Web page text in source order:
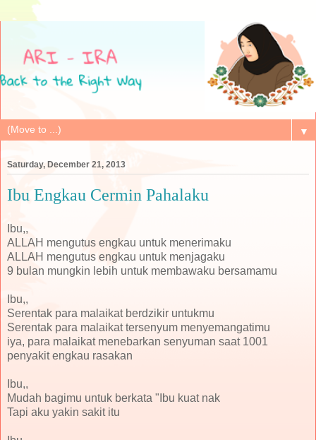
▼
Saturday, December 21, 2013
Ibu Engkau Cermin Pahalaku
Ibu,,
ALLAH mengutus engkau untuk menerimaku
ALLAH mengutus engkau untuk menjagaku
9 bulan mungkin lebih untuk membawaku bersamamu
Ibu,,
Serentak para malaikat berdzikir untukmu
Serentak para malaikat tersenyum menyemangatimu
iya, para malaikat menebarkan senyuman saat 1001
penyakit engkau rasakan
Ibu,,
Mudah bagimu untuk berkata "Ibu kuat nak
Tapi aku yakin sakit itu